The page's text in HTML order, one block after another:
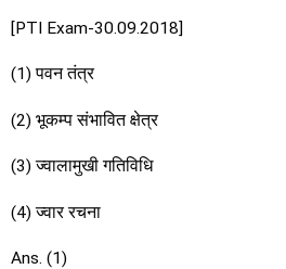
[PTI Exam-30.09.2018]
(1) पवन तंत्र
(2) भूकम्प संभावित क्षेत्र
(3) ज्वालामुखी गतिविधि
(4) ज्वार रचना
Ans. (1)